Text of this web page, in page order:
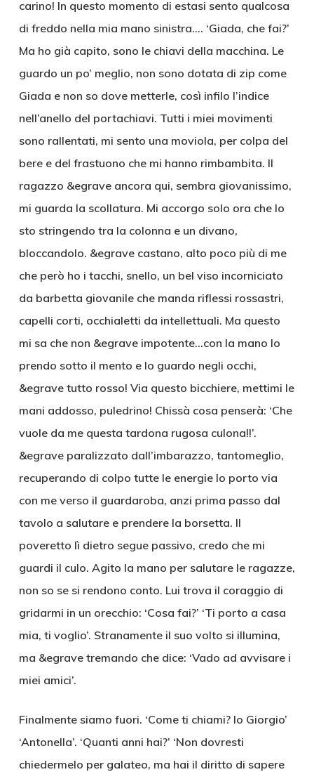
carino! In questo momento di estasi sento qualcosa
di freddo nella mia mano sinistra…. ‘Giada, che fai?’
Ma ho già capito, sono le chiavi della macchina. Le
guardo un po’ meglio, non sono dotata di zip come
Giada e non so dove metterle, così infilo l’indice
nell’anello del portachiavi. Tutti i miei movimenti
sono rallentati, mi sento una moviola, per colpa del
bere e del frastuono che mi hanno rimbambita. Il
ragazzo &egrave ancora qui, sembra giovanissimo,
mi guarda la scollatura. Mi accorgo solo ora che lo
sto stringendo tra la colonna e un divano,
bloccandolo. &egrave castano, alto poco più di me
che però ho i tacchi, snello, un bel viso incorniciato
da barbetta giovanile che manda riflessi rossastri,
capelli corti, occhialetti da intellettuali. Ma questo
mi sa che non &egrave impotente…con la mano lo
prendo sotto il mento e lo guardo negli occhi,
&egrave tutto rosso! Via questo bicchiere, mettimi le
mani addosso, puledrino! Chissà cosa penserà: ‘Che
vuole da me questa tardona rugosa culona!!’.
&egrave paralizzato dall’imbarazzo, tantomeglio,
recuperando di colpo tutte le energie lo porto via
con me verso il guardaroba, anzi prima passo dal
tavolo a salutare e prendere la borsetta. Il
poveretto lì dietro segue passivo, credo che mi
guardi il culo. Agito la mano per salutare le ragazze,
non so se si rendono conto. Lui trova il coraggio di
gridarmi in un orecchio: ‘Cosa fai?’ ‘Ti porto a casa
mia, ti voglio’. Stranamente il suo volto si illumina,
ma &egrave tremando che dice: ‘Vado ad avvisare i
miei amici’.
Finalmente siamo fuori. ‘Come ti chiami? Io Giorgio’
‘Antonella’. ‘Quanti anni hai?’ ‘Non dovresti
chiedermelo per galateo, ma hai il diritto di sapere